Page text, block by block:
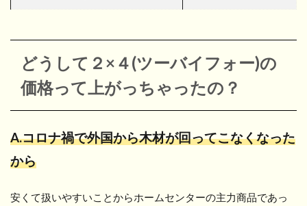
どうして２×４(ツーバイフォー)の
価格って上がっちゃったの？
A.コロナ禍で外国から木材が回ってこなくなった
から
安くて扱いやすいことからホームセンターの主力商品であっ